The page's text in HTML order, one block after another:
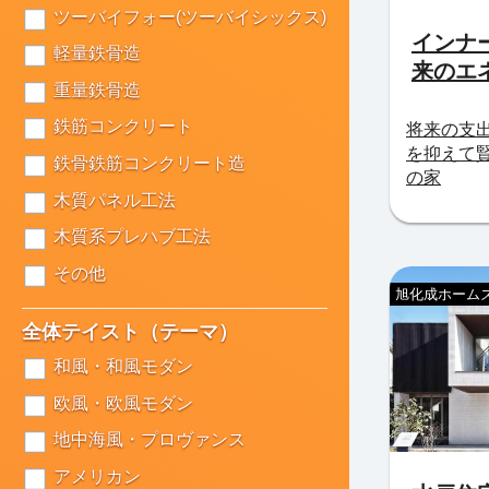
インナ
来のエ
将来の支
を抑えて
の家
旭化成ホーム
ツーバイフォー(ツーバイシックス)
軽量鉄骨造
重量鉄骨造
鉄筋コンクリート
鉄骨鉄筋コンクリート造
木質パネル工法
木質系プレハブ工法
その他
全体テイスト（テーマ）
和風・和風モダン
欧風・欧風モダン
地中海風・プロヴァンス
アメリカン